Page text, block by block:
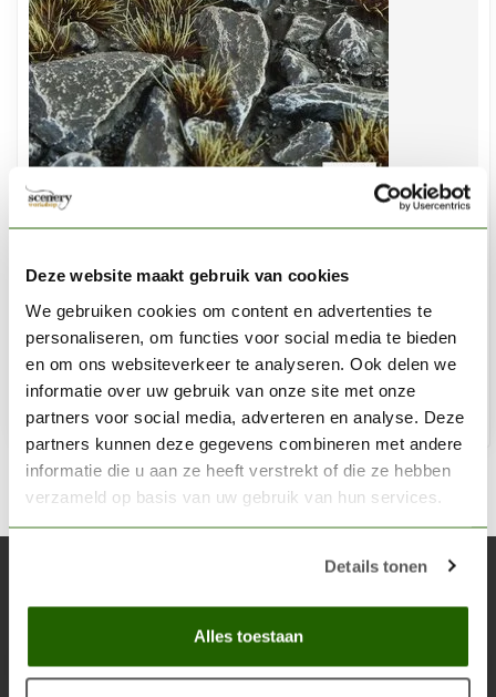
Deze website maakt gebruik van cookies
We gebruiken cookies om content en advertenties te
personaliseren, om functies voor social media te bieden
en om ons websiteverkeer te analyseren. Ook delen we
informatie over uw gebruik van onze site met onze
partners voor social media, adverteren en analyse. Deze
partners kunnen deze gegevens combineren met andere
informatie die u aan ze heeft verstrekt of die ze hebben
verzameld op basis van uw gebruik van hun services.
Details tonen
Alles toestaan
Burned Tufts Wild Tuft 6mm - GG6-BUR
€5,40
Niet op voorraad
Blijf op de hoogte over onze laatste acties